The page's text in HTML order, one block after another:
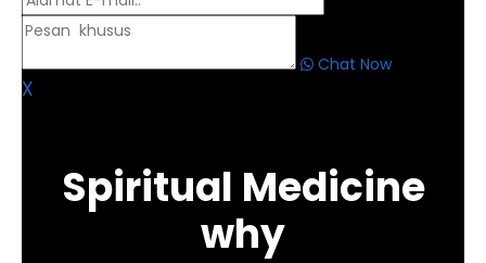
Chat Now
X
Spiritual Medicine
why